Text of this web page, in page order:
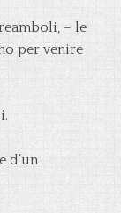
– le
per venire
d’un